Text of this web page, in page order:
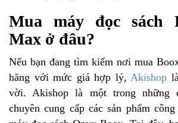
Mua máy đọc sách
Max ở đâu?
Nếu bạn đang tìm kiếm nơi mua
hãng với mức giá hợp lý,Akishop
vời. Akishop là một trong những
chuyên cung cấp các sản phẩm